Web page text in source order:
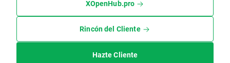
XOpenHub.pro
Rincón del Cliente
Hazte Cliente